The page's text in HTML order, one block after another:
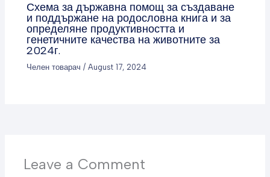
Схема за държавна помощ за създаване
и поддържане на родословна книга и за
определяне продуктивността и
генетичните качества на животните за
2024г.
Челен товарач /August 17, 2024
Leave a Comment